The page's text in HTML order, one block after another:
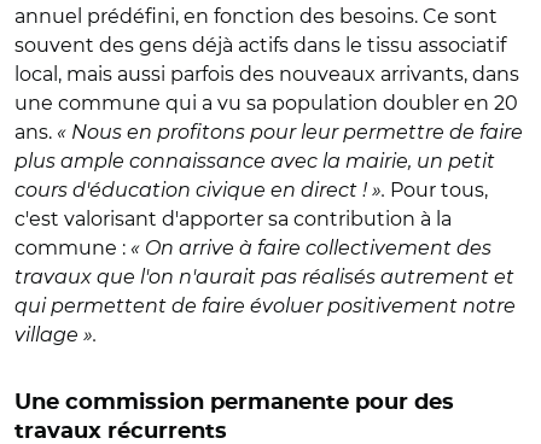
annuel prédéfini, en fonction des besoins. Ce sont
souvent des gens déjà actifs dans le tissu associatif
local, mais aussi parfois des nouveaux arrivants, dans
une commune qui a vu sa population doubler en 20
ans. « Nous en profitons pour leur permettre de faire
plus ample connaissance avec la mairie, un petit
cours d'éducation civique en direct ! ». Pour tous,
c'est valorisant d'apporter sa contribution à la
commune : « On arrive à faire collectivement des
travaux que l'on n'aurait pas réalisés autrement et
qui permettent de faire évoluer positivement notre
village ».
Une commission permanente pour des
travaux récurrents